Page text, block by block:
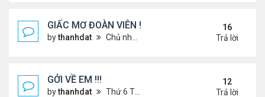
GIẤC MƠ ĐOÀN VIÊN !!!
bythanhdat Chủ nhật Tháng 7 14, 2024 10:46 am
16
Trả lời
GỞI VỀ EM !!!
bythanhdat Thứ 6 Tháng 7 19, 2024 5:22 pm
12
Trả lời